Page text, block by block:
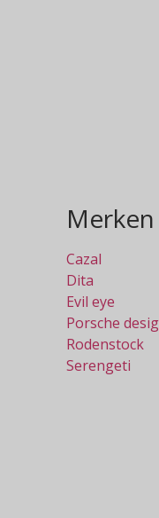
Merken
Cazal
Dita
Evil eye
Porsche
Rodenstock
Serengeti